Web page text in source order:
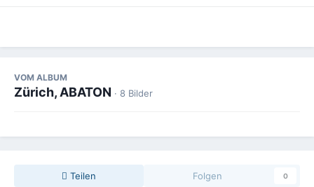
VOM ALBUM
Zürich, ABATON · 8 Bilder
Teilen Folgen 0